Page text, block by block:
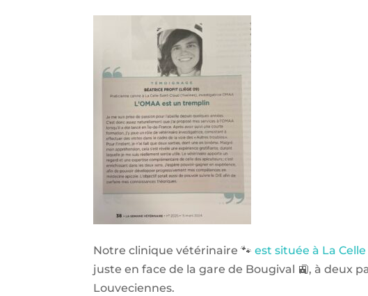
Notre clinique vétérinaire 🐾est située à La
juste en face de la gare de Bougival 🚉, à deux
Louveciennes.